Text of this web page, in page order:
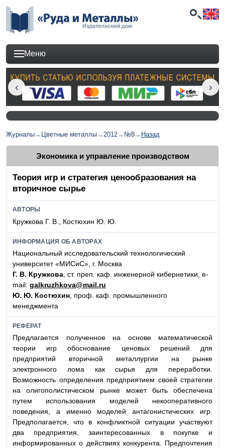
Меню
Журналы→ Цветные металлы→2012→ №8→ Назад
Экономика и управление производством
Теория игр и стратегия ценообразования на
вторичное сырье
АВТОРЫ
Кружкова Г. В., Костюхин Ю. Ю.
ИНФОРМАЦИЯ ОБ АВТОРАХ
Национальный исследовательский технологический
университет «МИСиС», г. Москва
Г. В. Кружкова , ст. преп. каф. инженерной кибернетики, e-
mail: galkruzhkova@mail.ru
Ю. Ю. Костюхин , проф. каф. промышленного
менеджмента
РЕФЕРАТ
Предлагается полученное на основе математической
теории игр обоснование ценовых решений для
предприятий вторичной металлургии на рынке
электронного лома как сырья для переработки.
Возможность определения предприятием своей стратегии
на олигополистическом рынке может быть обеспечена
путем использования моделей некооперативного
поведения, а именно моделей антагонистических игр.
Предполагается, что в конфликтной ситуации участвуют
два предприятия, заинтересованных в покупке и
информированных o действиях конкурента. Предпочтения